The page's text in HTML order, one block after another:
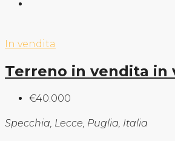
In vendita
Terreno in vendita in
€40.000
Specchia, Lecce, Puglia, Italia